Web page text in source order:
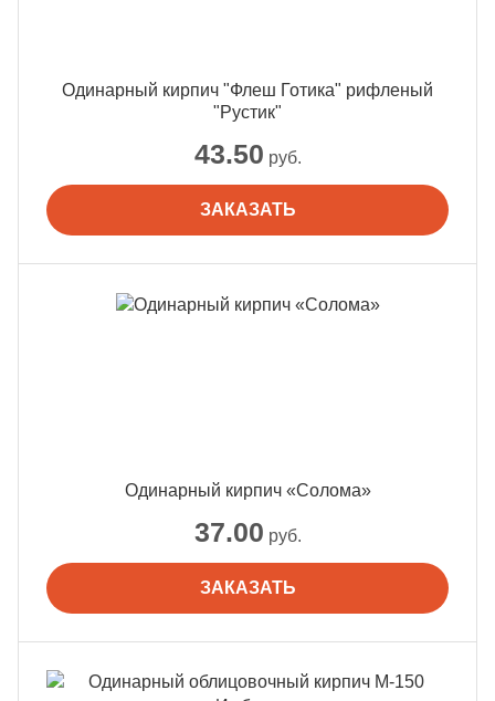
43.50 руб.
ЗАКАЗАТЬ
Одинарный кирпич "Флеш Готика" рифленый
"Рустик"
37.00 руб.
ЗАКАЗАТЬ
Одинарный кирпич «Солома»